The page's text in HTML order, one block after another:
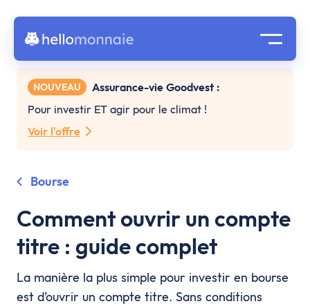
NOUVEAU
Assurance-vie Goodvest :
Pour investir ET agir pour le climat !
Voir l'offre
Bourse
Comment ouvrir un compte
titre : guide complet
La manière la plus simple pour investir en bourse
est d’ouvrir un compte titre. Sans conditions